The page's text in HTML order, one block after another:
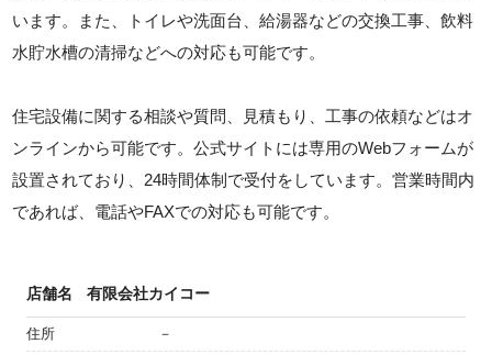
います。また、トイレや洗面台、給湯器などの交換工事、飲料
水貯水槽の清掃などへの対応も可能です。
住宅設備に関する相談や質問、見積もり、工事の依頼などはオ
ンラインから可能です。公式サイトには専用のWebフォームが
設置されており、24時間体制で受付をしています。営業時間内
であれば、電話やFAXでの対応も可能です。
店舗名 有限会社カイコー
住所 －